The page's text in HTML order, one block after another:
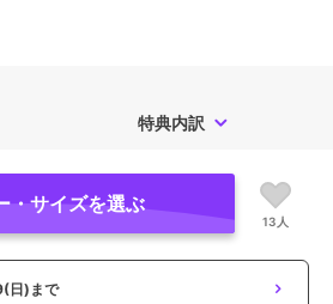
特典内訳
・サイズを選ぶ
13人
日)まで